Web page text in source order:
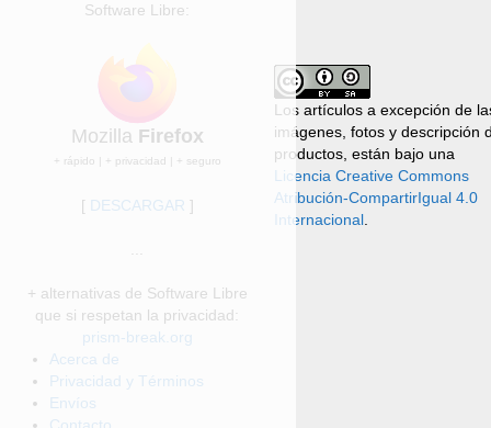
Software Libre:
Mozilla Firefox
+ rápido | + privacidad | + seguro
[ DESCARGAR ]
...
+ alternativas de Software Libre
que si respetan la privacidad:
prism-break.org
Los artículos a excepción de
imágenes, fotos y descripción
productos, están bajo una
Licencia Creative Commons
Atribución-CompartirIgual 4.0
Internacional.
Acerca de
Privacidad y Términos
Envíos